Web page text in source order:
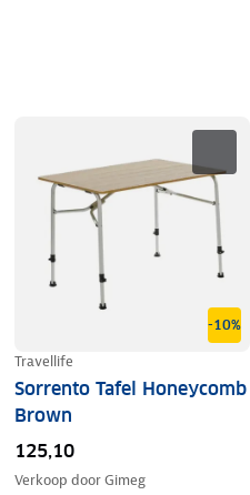
-10%
Travellife
Sorrento Tafel Honeycomb
Brown
125,10
Verkoop doorGimeg